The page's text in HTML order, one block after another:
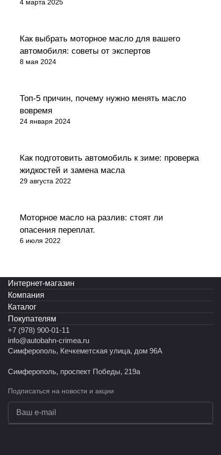
4 марта 2025
Советы покупателям
8 мая 2024
Как выбрать моторное масло для вашего
автомобиля: советы от экспертов
Советы покупателям
24 января 2024
Топ-5 причин, почему нужно менять масло
вовремя
Обзоры товаров
29 августа 2022
Как подготовить автомобиль к зиме: проверка
жидкостей и замена масла
Советы покупателям
6 июля 2022
Моторное масло на разлив: стоят ли
опасения переплат.
Интернет-магазин
Компания
Каталог
Покупателям
+7 (978) 900-01-11
info@autobahn-crimea.ru
Симферополь, Кечкеметская улица, дом 96А
Симферополь, проспект Победы, 219а
Подписаться на новости и акции